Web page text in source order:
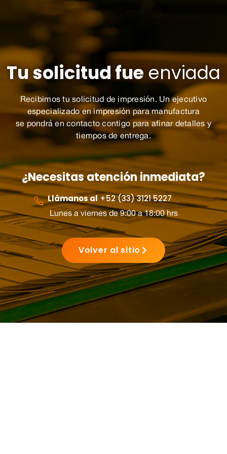
Tu solicitud fue enviada
Recibimos tu solicitud de impresión. Un ejecutivo
especializado en impresión para manufactura
se pondrá en contacto contigo para afinar detalles y
tiempos de entrega.
¿Necesitas atención inmediata?
Llámanos al +52 (33) 3121 5227
Lunes a viernes de 9:00 a 18:00 hrs
Volver al sitio